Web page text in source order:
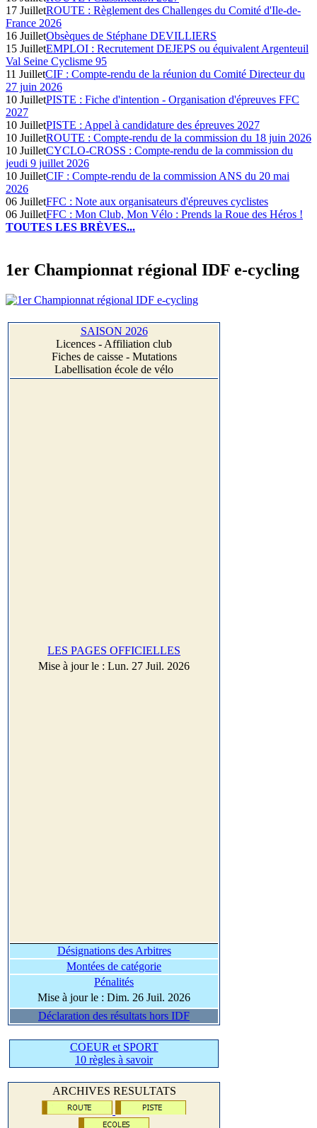
17 JuilletROUTE : Règlement des Challenges du Comité d'Ile-de-
France 2026
16 JuilletObsèques de Stéphane DEVILLIERS
15 JuilletEMPLOI : Recrutement DEJEPS ou équivalent Argenteuil
Val Seine Cyclisme 95
11 JuilletCIF : Compte-rendu de la réunion du Comité Directeur du
27 juin 2026
10 JuilletPISTE : Fiche d'intention - Organisation d'épreuves FFC
2027
10 JuilletPISTE : Appel à candidature des épreuves 2027
10 JuilletROUTE : Compte-rendu de la commission du 18 juin 2026
10 JuilletCYCLO-CROSS : Compte-rendu de la commission du
jeudi 9 juillet 2026
10 JuilletCIF : Compte-rendu de la commission ANS du 20 mai
2026
06 JuilletFFC : Note aux organisateurs d'épreuves cyclistes
06 JuilletFFC : Mon Club, Mon Vélo : Prends la Roue des Héros !
TOUTES LES BRÈVES...
1er Championnat régional IDF e-cycling
SAISON 2026
Licences - Affiliation club
Fiches de caisse - Mutations
Labellisation école de vélo
LES PAGES OFFICIELLES
Mise à jour le : Lun. 27 Juil. 2026
Désignations des Arbitres
Montées de catégorie
Pénalités
Mise à jour le : Dim. 26 Juil. 2026
Déclaration des résultats hors IDF
COEUR et SPORT
10 règles à savoir
ARCHIVES RESULTATS